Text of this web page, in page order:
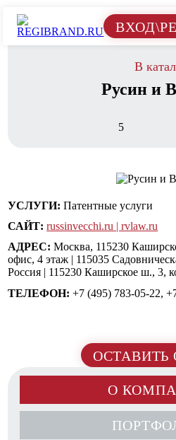
В
Русин и
5
УСЛУГИ: Патентные услуги
САЙТ: russinvecchi.ru | rvlaw.ru
АДРЕС: Москва, 115230
офис, 4 этаж | 115035
Россия | 115230 Каширское ш., 3,
ТЕЛЕФОН: +7 (495) 783-05-22,
ОСТАВИТЬ
О